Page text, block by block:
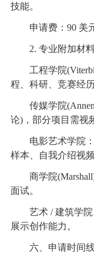
技能。
申请费：90 美元
2. 专业附加材料
工程学院(Viterbi)
程、科研、竞赛经历
传媒学院
论)，部分项目需视
电影艺术学院：
样本、自我介绍视
商学院(Marshall)
面试。
艺术 / 建筑学院：
展示创作能力。
六、申请时间线